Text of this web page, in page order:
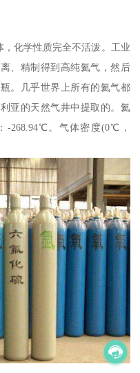
化学性质完全不活泼。工业
、精制得到高纯氦气，然后
。几乎世界上所有的氦气都
亚的天然气井中提取的。氦
-268.94℃。气体密度(0℃，